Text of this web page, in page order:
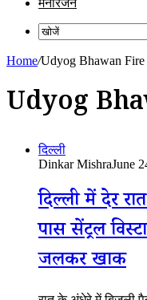
मनोरंजन
Home/Udyog Bhawan Fire
Udyog
दिल्ली
Dinkar MishraJune
दिल्ली में देर
पास सेंट्रल
जलकर खाक